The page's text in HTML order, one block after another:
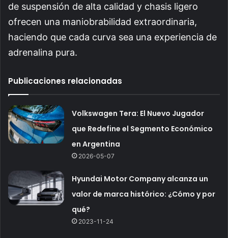
de suspensión de alta calidad y chasis ligero
ofrecen una maniobrabilidad extraordinaria,
haciendo que cada curva sea una experiencia de
adrenalina pura.
Publicaciones relacionadas
Volkswagen Tera: El Nuevo Jugador
que Redefine el Segmento Económico
en Argentina
2026-05-07
Hyundai Motor Company alcanza un
valor de marca histórico: ¿Cómo y por
qué?
2023-11-24